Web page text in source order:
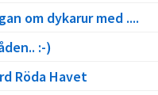
om dykarur med ....
:-)
Röda Havet